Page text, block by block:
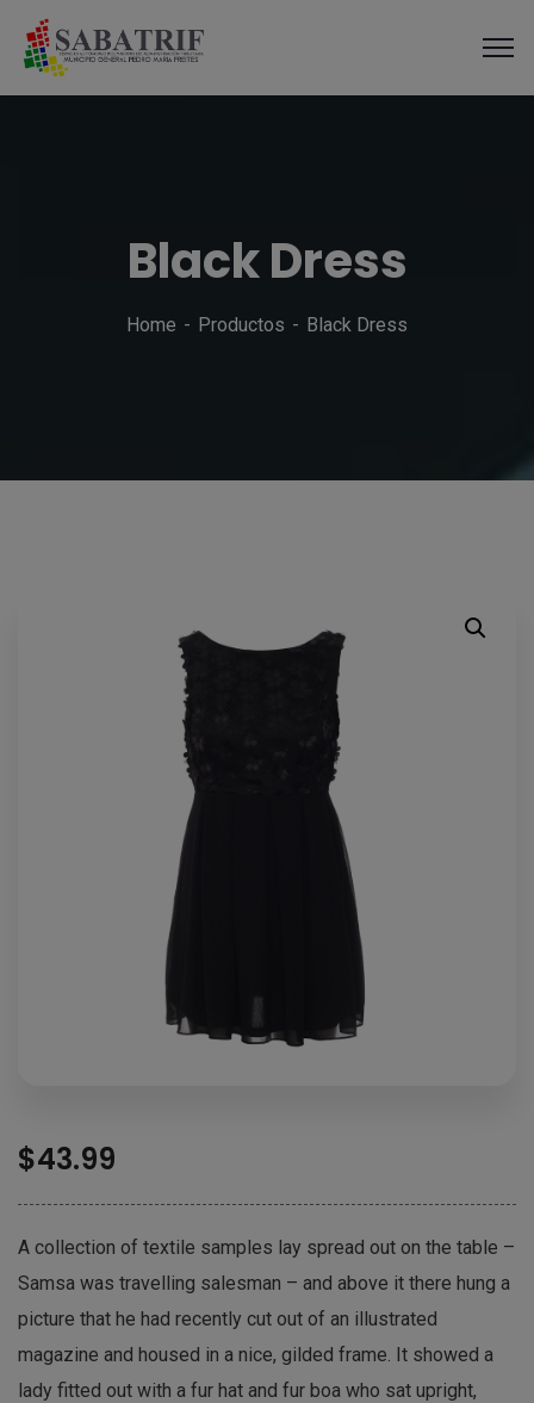
Black Dress
Home Productos Black Dress
$43.99
A collection of textile samples lay spread out on the table –
Samsa was travelling salesman – and above it there hung a
picture that he had recently cut out of an illustrated
magazine and housed in a nice, gilded frame. It showed a
lady fitted out with a fur hat and fur boa who sat upright,